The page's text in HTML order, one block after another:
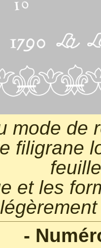
mode de
filigrane
et les
-